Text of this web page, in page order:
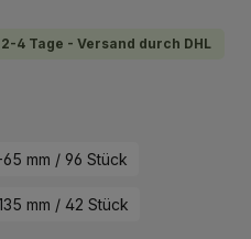
4 Tage - Versand durch DHL
mm / 96 Stück
mm / 42 Stück